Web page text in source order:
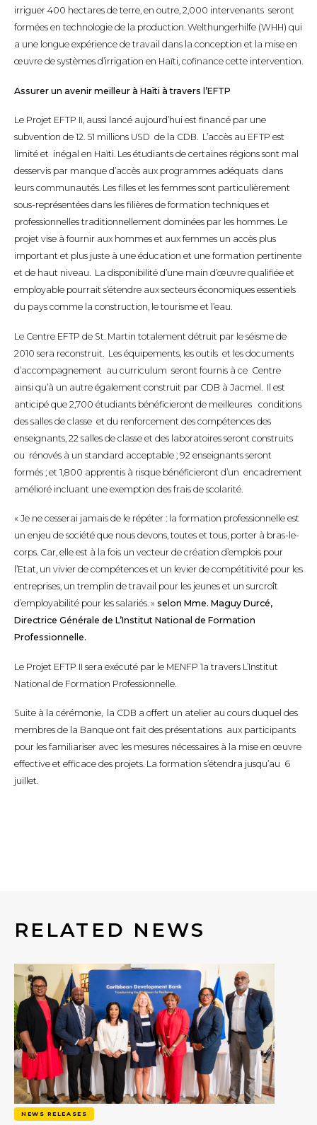
irriguer 400 hectares de terre, en outre, 2,000 intervenants seront
formées en technologie de la production. Welthungerhilfe (WHH) qui
a une longue expérience de travail dans la conception et la mise en
œuvre de systèmes d’irrigation en Haïti, cofinance cette intervention.
Assurer un avenir meilleur à Haïti à travers l’EFTP
Le Projet EFTP II, aussi lancé aujourd’hui est financé par une
subvention de 12. 51 millions USD de la CDB. L’accès au EFTP est
limité et inégal en Haïti. Les étudiants de certaines régions sont mal
desservis par manque d’accès aux programmes adéquats dans
leurs communautés. Les filles et les femmes sont particulièrement
sous-représentées dans les filières de formation techniques et
professionnelles traditionnellement dominées par les hommes. Le
projet vise à fournir aux hommes et aux femmes un accès plus
important et plus juste à une éducation et une formation pertinente
et de haut niveau. La disponibilité d’une main d’œuvre qualifiée et
employable pourrait s’étendre aux secteurs économiques essentiels
du pays comme la construction, le tourisme et l’eau.
Le Centre EFTP de St. Martin totalement détruit par le séisme de
2010 sera reconstruit. Les équipements, les outils et les documents
d’accompagnement au curriculum seront fournis à ce Centre
ainsi qu’à un autre également construit par CDB à Jacmel. Il est
anticipé que 2,700 étudiants bénéficieront de meilleures conditions
des salles de classe et du renforcement des compétences des
enseignants, 22 salles de classe et des laboratoires seront construits
ou rénovés à un standard acceptable ; 92 enseignants seront
formés ; et 1,800 apprentis à risque bénéficieront d’un encadrement
amélioré incluant une exemption des frais de scolarité.
« Je ne cesserai jamais de le répéter : la formation professionnelle est
un enjeu de société que nous devons, toutes et tous, porter à bras-le-
corps. Car, elle est à la fois un vecteur de création d’emplois pour
l’Etat, un vivier de compétences et un levier de compétitivité pour les
entreprises, un tremplin de travail pour les jeunes et un surcroît
d’employabilité pour les salariés. » selon Mme. Maguy Durcé,
Directrice Générale de L’Institut National de Formation
Professionnelle.
Le Projet EFTP II sera exécuté par le MENFP 1a travers L’Institut
National de Formation Professionnelle.
Suite à la cérémonie, la CDB a offert un atelier au cours duquel des
membres de la Banque ont fait des présentations aux participants
pour les familiariser avec les mesures nécessaires à la mise en œuvre
effective et efficace des projets. La formation s’étendra jusqu’au 6
juillet.
RELATED NEWS
NEWS RELEASES